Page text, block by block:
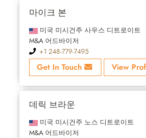
마이크 본
미국 미시건주 사우스 디트로이트
M&A 어드바이저
+1 248-779-7495
Get In Touch View
데릭 브라운
미국 미시건주 노스 디트로이트
M&A 어드바이저